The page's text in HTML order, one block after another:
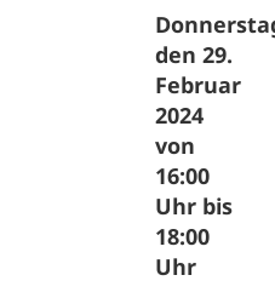
den 29.
Februar
2024
von
16:00
Uhr bis
18:00
Uhr